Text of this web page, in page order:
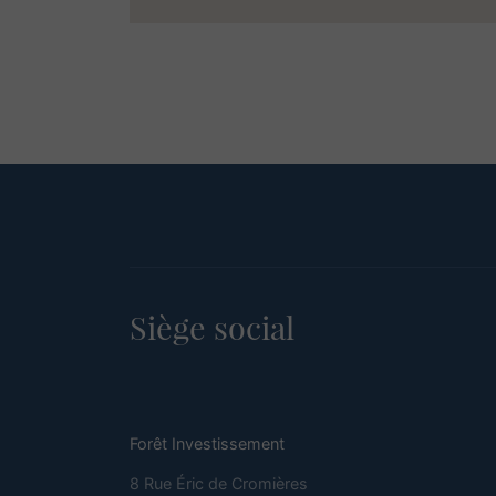
Siège social
Forêt Investissement
8 Rue Éric de Cromières